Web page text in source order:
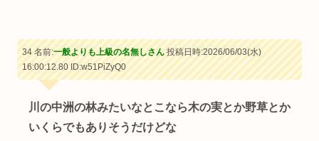
34 名前:一般よりも上級の名無しさん投稿日時:2026/06/03(水)
16:00:12.80ID:w51PiZyQ0
川の中洲の林みたいなとこなら木の実とか野草とか
いくらでもありそうだけどな